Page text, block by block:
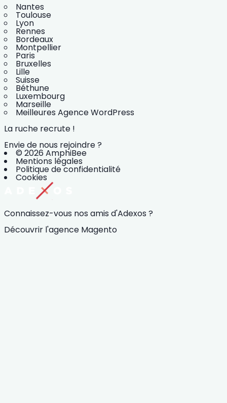
Nantes
Toulouse
Lyon
Rennes
Bordeaux
Montpellier
Paris
Bruxelles
Lille
Suisse
Béthune
Luxembourg
Marseille
Meilleures Agence WordPress
La ruche recrute !
Envie de nous rejoindre ?
© 2026 AmphiBee
Mentions légales
Politique de confidentialité
Cookies
Connaissez-vous nos amis d'Adexos ?
Découvrir l'agence Magento